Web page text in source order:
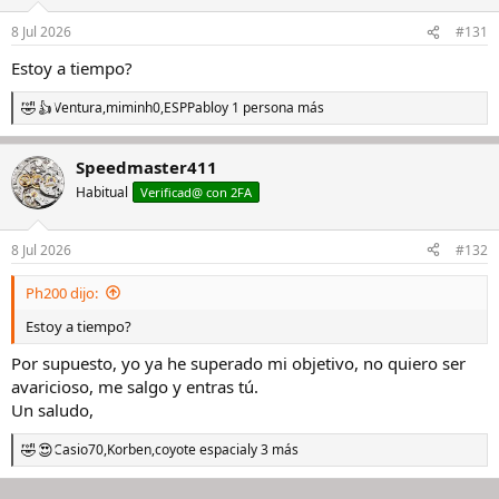
e
:
8 Jul 2026 #131
Estoy a tiempo?
R
e
c
c
i
e
s
Ventura,miminh0,ESPPabloy 1 persona más
Speedmaster411
Habitual Verificad@ con 2FA
8 Jul 2026 #132
Ph200 dijo:
Estoy a tiempo?
Por supuesto, yo ya he superado mi objetivo, no quiero ser
avaricioso, me salgo y entras tú.
Un saludo,
R
e
Casio70,Korben,coyote espacialy 3 más